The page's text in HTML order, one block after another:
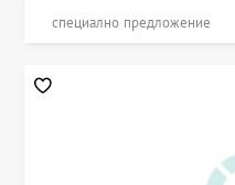
специално предложение